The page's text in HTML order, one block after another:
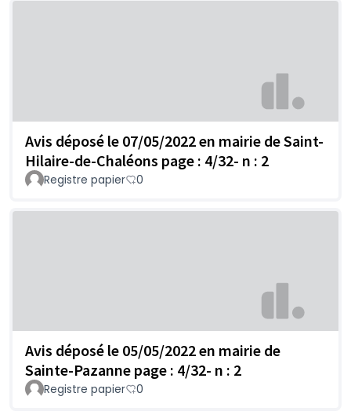
Avis déposé le 07/05/2022 en mairie de Saint-
Hilaire-de-Chaléons page : 4/32- n : 2
Registre papier 0
Avis déposé le 05/05/2022 en mairie de
Sainte-Pazanne page : 4/32- n : 2
Registre papier 0